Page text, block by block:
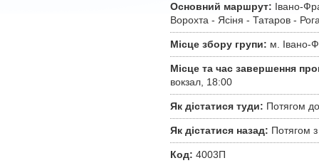
Основний маршрут: Івано-
Ворохта - Ясіня - Татаров -
Місце збору групи: м. Івано-
Місце та час завершення
вокзал, 18:00
Як дістатися туди: Потягом
Як дістатися назад: Потягом з
Код: 4003П